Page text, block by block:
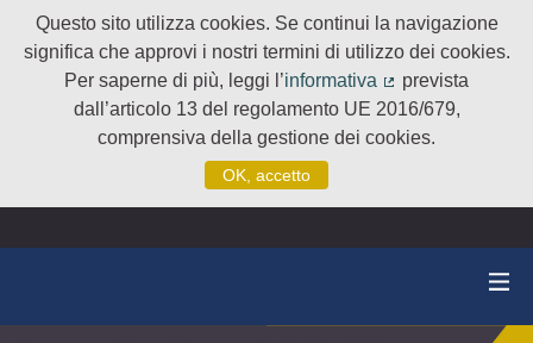
Questo sito utilizza cookies. Se continui la navigazione
significa che approvi i nostri termini di utilizzo dei cookies.
Per saperne di più, leggi l’informativa
(Collegamento
prevista
dall’articolo 13 del regolamento UE 2016/679,
comprensiva della gestione dei cookies.
OK, accetto